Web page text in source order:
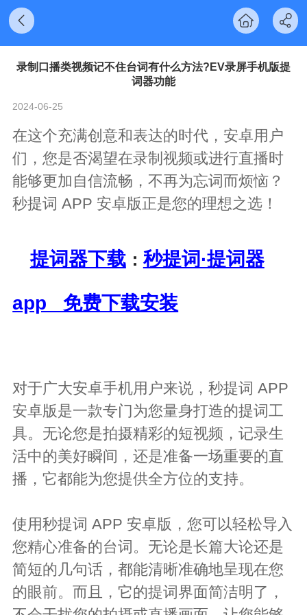
录制口播类视频记不住台词有什么方法?EV录屏手机版提
词器功能
2024-06-25
在这个充满创意和表达的时代，安卓用户
们，您是否渴望在录制视频或进行直播时
能够更加自信流畅，不再为忘词而烦恼？
秒提词 APP 安卓版正是您的理想之选！
提词器下载： 秒提词·提词器
app 免费下载安装
对于广大安卓手机用户来说，秒提词 APP
安卓版是一款专门为您量身打造的提词工
具。无论您是拍摄精彩的短视频，记录生
活中的美好瞬间，还是准备一场重要的直
播，它都能为您提供全方位的支持。
使用秒提词 APP 安卓版，您可以轻松导入
您精心准备的台词。无论是长篇大论还是
简短的几句话，都能清晰准确地呈现在您
的眼前。而且，它的提词界面简洁明了，